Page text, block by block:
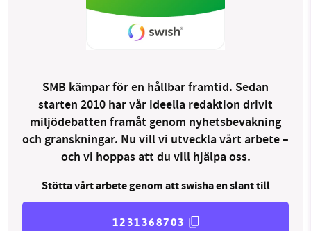
SMB kämpar för en hållbar framtid. Sedan
starten 2010 har vår ideella redaktion drivit
miljödebatten framåt genom nyhetsbevakning
och granskningar. Nu vill vi utveckla vårt arbete –
och vi hoppas att du vill hjälpa oss.
Stötta vårt arbete genom att swisha en slant till
1231368703